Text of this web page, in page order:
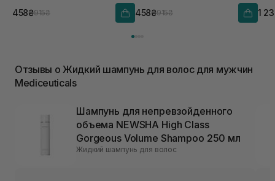
458₴915₴ 458₴915₴
и
1
Отзывы о Жидкий шампунь для волос для мужчин
Mediceuticals
Шампунь для непревзойденного
объема NEWSHA High Class
Gorgeous Volume Shampoo 250 мл
Жидкий шампунь для волос